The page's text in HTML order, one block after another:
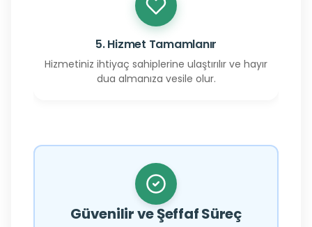
5. Hizmet Tamamlanır
Hizmetiniz ihtiyaç sahiplerine ulaştırılır ve hayır
dua almanıza vesile olur.
Güvenilir ve Şeffaf Süreç